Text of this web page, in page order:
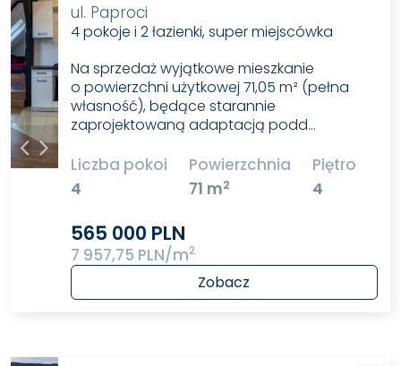
ul. Paproci
4 pokoje i 2 łazienki, super miejscówka
Na sprzedaż wyjątkowe mieszkanie
o powierzchni użytkowej 71,05 m² (pełna
własność), będące starannie
zaprojektowaną adaptacją podd…
Liczba pokoi
4
Powierzchnia
71 m2
Piętro
4
565 000 PLN
7 957,75 PLN/m2
Zobacz